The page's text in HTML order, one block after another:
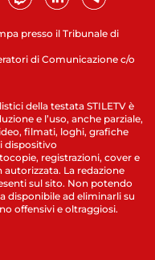
presso il Tribunale di
di Comunicazione c/o
della testata STILETV è
e l’uso, anche parziale,
filmati, loghi, grafiche
dispositivo
registrazioni, cover e
La redazione
sul sito. Non potendo
disponibile ad eliminarli su
offensivi e oltraggiosi.